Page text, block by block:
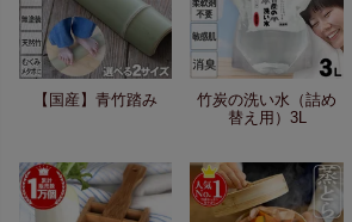
【国産】青竹踏み
竹炭の洗い水（詰め
替え用）3L